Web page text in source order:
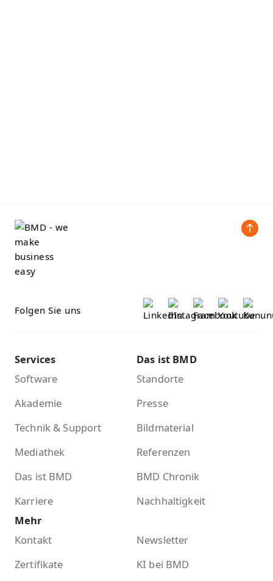
Folgen Sie uns
Services
Software
Akademie
Technik & Support
Mediathek
Das ist BMD
Karriere
Das ist BMD
Standorte
Presse
Bildmaterial
Referenzen
BMD Chronik
Nachhaltigkeit
Mehr
Kontakt
Newsletter
Zertifikate
KI bei BMD